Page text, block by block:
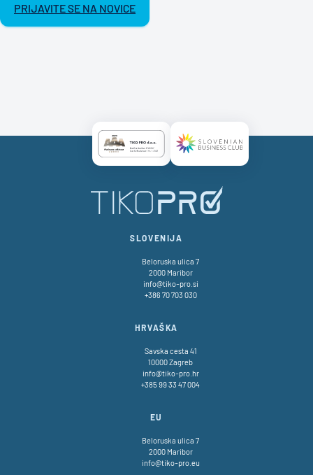
PRIJAVITE SE NA NOVICE
Certificate AAA LogoCertificate SBC Logo
SLOVENIJA
Beloruska ulica 7
2000 Maribor
info@tiko-pro.si
+386 70 703 030
HRVAŠKA
Savska cesta 41
10000 Zagreb
info@tiko-pro.hr
+385 99 33 47 004
EU
Beloruska ulica 7
2000 Maribor
info@tiko-pro.eu